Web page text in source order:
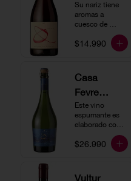
Quino
Pinot Noir
Su nariz tiene
aromas a
cuesco de
frambuesa. En
boca tiene una
es un vino muy
vertical. Ideal
para beberlo
más frío como
acompañado de
$14.990
Casa
Fevre
Quino
Espumant
Este vino
espumante es
elaborado con
tradicional y se
produce a partir
Chardonnay y
$26.990
Vultur